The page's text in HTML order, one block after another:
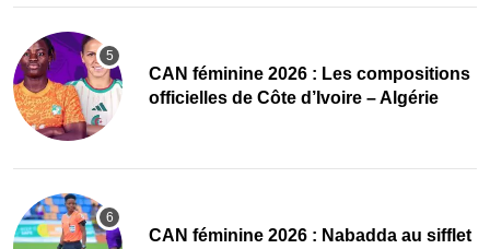
‎CAN féminine 2026 : Les compositions
officielles de Côte d’Ivoire – Algérie
‎CAN féminine 2026 : Nabadda au sifflet